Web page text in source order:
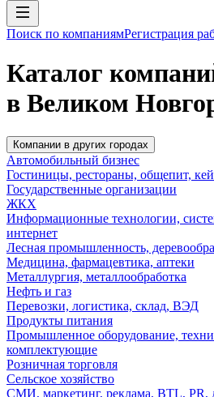
Поиск по компаниямРегистрация
Каталог
в Великом
Компании в других городах
Автомобильный бизнес
Гостиницы, рестораны, общепит,
Государственные организации
ЖКХ
Информационные технологии,
интернет
Лесная промышленность,
Медицина, фармацевтика, аптеки
Металлургия, металлообработка
Нефть и газ
Перевозки, логистика, склад, ВЭД
Продукты питания
Промышленное оборудование,
комплектующие
Розничная торговля
Сельское хозяйство
СМИ, маркетинг, реклама, BTL, PR,